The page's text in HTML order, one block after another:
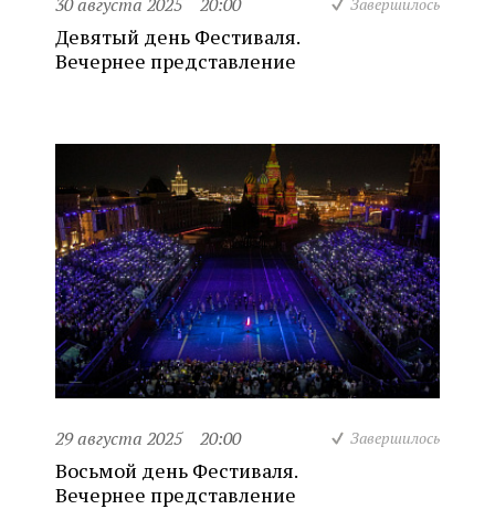
Девятый день Фестиваля.
Вечернее представление
29 августа 2025 20:00 Завершилось
Восьмой день Фестиваля.
Вечернее представление